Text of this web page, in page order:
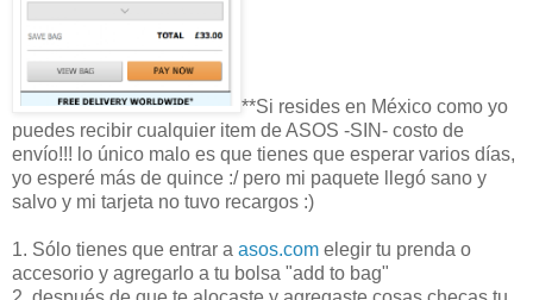
**Si resides en México como yo
puedes recibir cualquier item de ASOS -SIN- costo de
envío!!! lo único malo es que tienes que esperar varios días,
yo esperé más de quince :/ pero mi paquete llegó sano y
salvo y mi tarjeta no tuvo recargos :)
1. Sólo tienes que entrar a asos.com elegir tu prenda o
accesorio y agregarlo a tu bolsa "add to bag"